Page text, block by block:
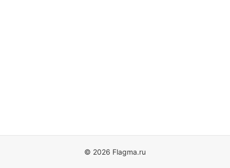
© 2026 Flagma.ru